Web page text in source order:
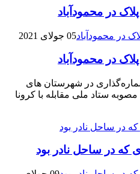
در محمودآباد
05 جولای 2021
در محمودآباد
شماره‌گذاری در شهر‌ستان های
ستاد ملی مقابله با کرونا
که در ساحل نادر بود